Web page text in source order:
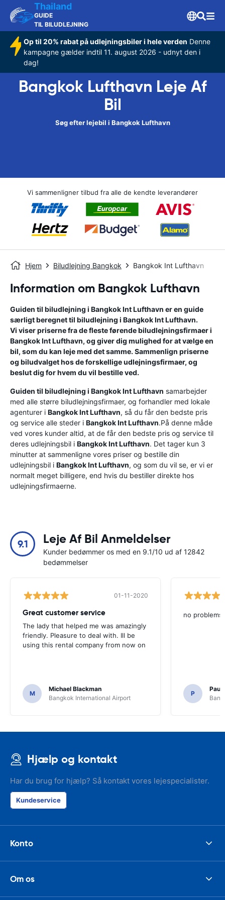
Thailand
GUIDE
TIL BILUDLEJNING
Op til 20% rabat på udlejningsbiler i hele verden Denne
kampagne gælder indtil 11. august 2026 - udnyt den i
dag!
Bangkok Lufthavn Leje Af
Bil
Søg efter lejebil i Bangkok Lufthavn
Vi sammenligner tilbud fra alle de kendte leverandører
Hjem Biludlejning Bangkok Bangkok Int Lufthavn
Information om Bangkok Lufthavn
Guiden til biludlejning i Bangkok Int Lufthavn er en guide
særligt beregnet til biludlejning i Bangkok Int Lufthavn.
Vi viser priserne fra de fleste førende biludlejningsfirmaer i
Bangkok Int Lufthavn, og giver dig mulighed for at vælge en
bil, som du kan leje med det samme. Sammenlign priserne
og biludvalget hos de forskellige udlejningsfirmaer, og
beslut dig for hvem du vil bestille ved.
Guiden til biludlejning i Bangkok Int Lufthavn samarbejder
med alle større biludlejningsfirmaer, og forhandler med lokale
agenturer i Bangkok Int Lufthavn, så du får den bedste pris
og service alle steder i Bangkok Int Lufthavn.På denne måde
ved vores kunder altid, at de får den bedste pris og service til
deres udlejningsbil i Bangkok Int Lufthavn. Det tager kun 3
minutter at sammenligne vores priser og bestille din
udlejningsbil i Bangkok Int Lufthavn, og som du vil se, er vi er
normalt meget billigere, end hvis du bestiller direkte hos
udlejningsfirmaerne.
9.1 Leje Af Bil Anmeldelser
Kunder bedømmer os med en 9.1/10 ud af 12842
bedømmelser
01-11-2020
Great customer service
The lady that helped me was amazingly
friendly. Pleasure to deal with. Ill be
using this rental company from now on
M
Michael Blackman
Bangkok International Airport
no
P
Paul
Hjælp og kontakt
Har du brug for hjælp? Så kontakt vores lejespecialister.
Kundeservice
Konto
Om os